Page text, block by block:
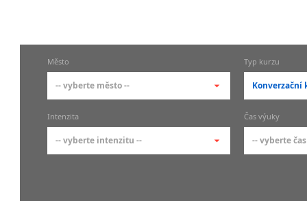
Město
-- vyberte město --
-- vyberte město --
pražské městské části
Typ kurzu
-- vyberte
Intenzita
-- vyberte intenzitu --
Čas výuky
-- vyberte